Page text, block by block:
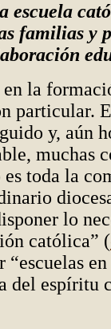
escuela
familias y
la
particular.
y, aún
muchas
toda la
lo
católica” (
del espíritu